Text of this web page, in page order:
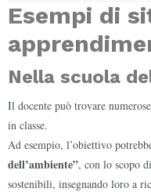
Esempi di
Nella scuola
Il docente può trovare
in classe.
Ad esempio, l’obiettivo
dell’ambiente”, con lo scopo
sostenibili, insegnando loro a